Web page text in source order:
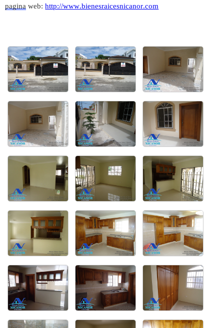
pagina web:http://www.bienesraicesnicanor.com